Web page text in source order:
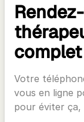
Votre
vous en ligne
pour éviter ça,